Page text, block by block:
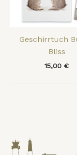
Geschirrtuch
Bliss
15,00 €